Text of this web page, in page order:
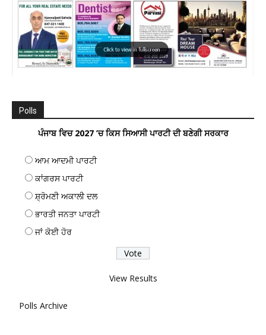
Polls
ਪੰਜਾਬ ਵਿਚ 2027 ’ਚ ਕਿਸ ਸਿਆਸੀ ਪਾਰਟੀ ਦੀ ਬਣੇਗੀ ਸਰਕਾਰ
ਆਮ ਆਦਮੀ ਪਾਰਟੀ
ਕਾਂਗਰਸ ਪਾਰਟੀ
ਸ਼੍ਰੋਮਣੀ ਅਕਾਲੀ ਦਲ
ਭਾਰਤੀ ਜਨਤਾ ਪਾਰਟੀ
ਜਾਂ ਕੋਈ ਹੋਰ
View Results
Polls Archive